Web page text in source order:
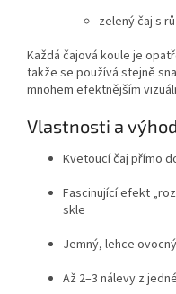
zelený čaj s
Každá čajová koule je
takže se používá stejně
mnohem efektnějším
Vlastnosti a
Kvetoucí čaj přímo
Fascinující efekt
skle
Jemný, lehce
Až 2–3 nálevy z